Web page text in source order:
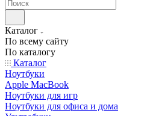
Каталог
По всему сайту
По каталогу
Каталог
Ноутбуки
Apple MacBook
Ноутбуки для игр
Ноутбуки для офиса и дома